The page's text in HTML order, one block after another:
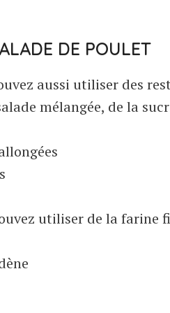
DE POULET
aussi utiliser des
mélangée, de la
utiliser de la farine